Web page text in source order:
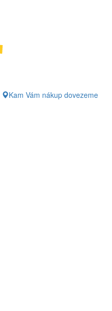
Kam Vám nákup dovezeme